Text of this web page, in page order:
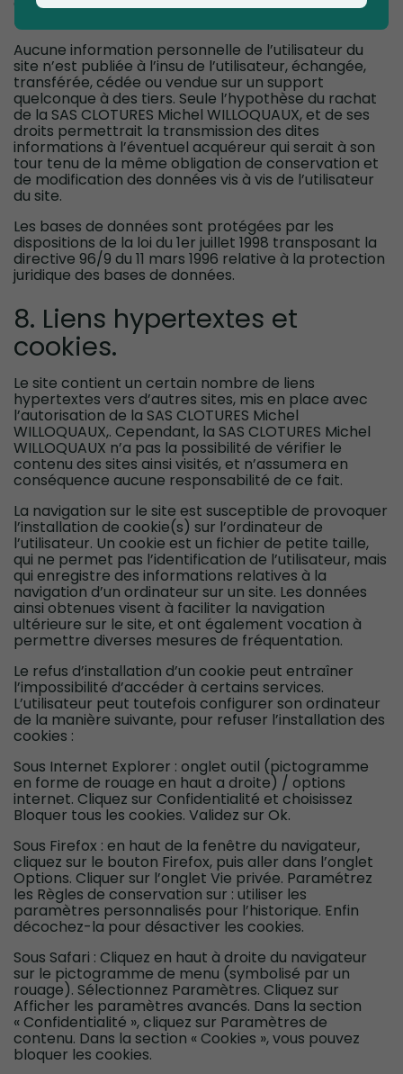
l’adresse à laquelle la réponse doit être envoyée.
Aucune information personnelle de l’utilisateur du
site n’est publiée à l’insu de l’utilisateur, échangée,
transférée, cédée ou vendue sur un support
quelconque à des tiers. Seule l’hypothèse du rachat
de la SAS CLOTURES Michel WILLOQUAUX, et de ses
droits permettrait la transmission des dites
informations à l’éventuel acquéreur qui serait à son
tour tenu de la même obligation de conservation et
de modification des données vis à vis de l’utilisateur
du site.
Les bases de données sont protégées par les
dispositions de la loi du 1er juillet 1998 transposant la
directive 96/9 du 11 mars 1996 relative à la protection
juridique des bases de données.
8. Liens hypertextes et
cookies.
Le site contient un certain nombre de liens
hypertextes vers d’autres sites, mis en place avec
l’autorisation de la SAS CLOTURES Michel
WILLOQUAUX,. Cependant, la SAS CLOTURES Michel
WILLOQUAUX n’a pas la possibilité de vérifier le
contenu des sites ainsi visités, et n’assumera en
conséquence aucune responsabilité de ce fait.
La navigation sur le site est susceptible de provoquer
l’installation de cookie(s) sur l’ordinateur de
l’utilisateur. Un cookie est un fichier de petite taille,
qui ne permet pas l’identification de l’utilisateur, mais
qui enregistre des informations relatives à la
navigation d’un ordinateur sur un site. Les données
ainsi obtenues visent à faciliter la navigation
ultérieure sur le site, et ont également vocation à
permettre diverses mesures de fréquentation.
Le refus d’installation d’un cookie peut entraîner
l’impossibilité d’accéder à certains services.
L’utilisateur peut toutefois configurer son ordinateur
de la manière suivante, pour refuser l’installation des
cookies :
Sous Internet Explorer : onglet outil (pictogramme
en forme de rouage en haut a droite) / options
internet. Cliquez sur Confidentialité et choisissez
Bloquer tous les cookies. Validez sur Ok.
Sous Firefox : en haut de la fenêtre du navigateur,
cliquez sur le bouton Firefox, puis aller dans l’onglet
Options. Cliquer sur l’onglet Vie privée. Paramétrez
les Règles de conservation sur : utiliser les
paramètres personnalisés pour l’historique. Enfin
décochez-la pour désactiver les cookies.
Sous Safari : Cliquez en haut à droite du navigateur
sur le pictogramme de menu (symbolisé par un
rouage). Sélectionnez Paramètres. Cliquez sur
Afficher les paramètres avancés. Dans la section
« Confidentialité », cliquez sur Paramètres de
contenu. Dans la section « Cookies », vous pouvez
bloquer les cookies.